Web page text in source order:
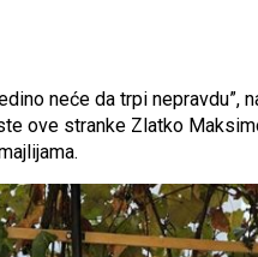
neće da trpi nepravdu”,
ove stranke Zlatko